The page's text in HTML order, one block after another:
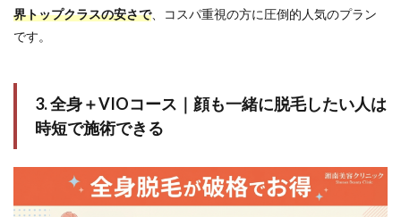
界トップクラスの安さで、コスパ重視の方に圧倒的人気のプラン
です。
3. 全身＋VIOコース｜顔も一緒に脱毛したい人は
時短で施術できる